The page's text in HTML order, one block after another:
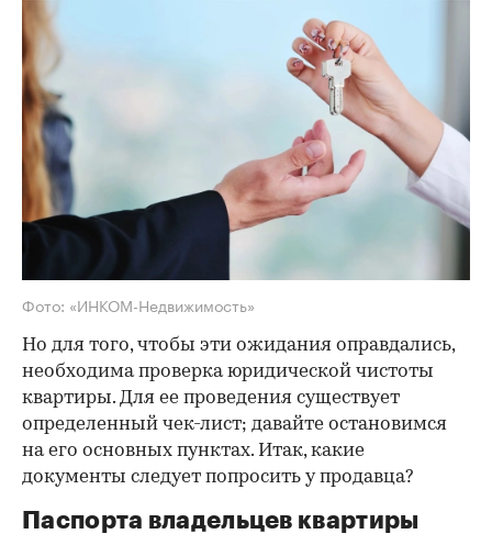
Фото: «ИНКОМ-Недвижимость»
Но для того, чтобы эти ожидания оправдались,
необходима проверка юридической чистоты
квартиры. Для ее проведения существует
определенный чек-лист; давайте остановимся
на его основных пунктах. Итак, какие
документы следует попросить у продавца?
Паспорта владельцев квартиры